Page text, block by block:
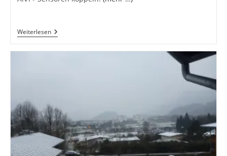
WeiterlesenLangsam
Antasten…
Sony
Xperia
Active